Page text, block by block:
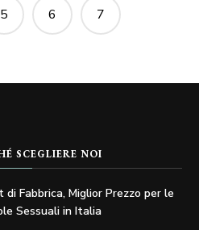
ha
più
Le
essere
scelte
nella
pagina
5 6 7
SCEGLIERE NOI
Fabbrica, Miglior Prezzo per le
Sessuali in Italia